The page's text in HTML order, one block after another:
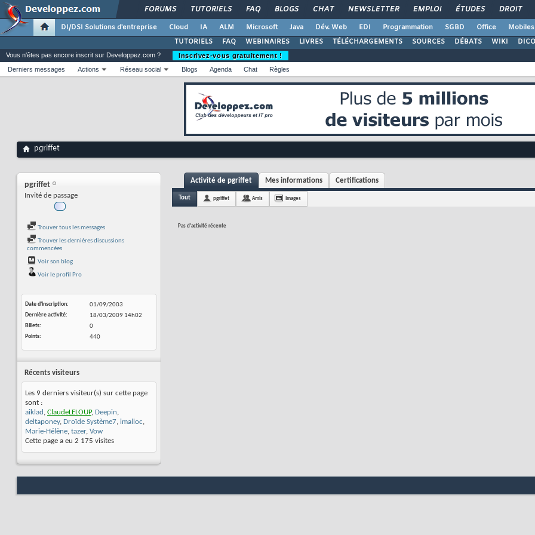
FORUMS TUTORIELS FAQ BLOGS CHAT NEWSLETTER EMPLOI ÉTUDES DROIT
DI/DSI Solutions d'entreprise Cloud IA ALM Microsoft Java Dév. Web EDI Programmation SGBD Office Mobiles
TUTORIELS
FAQ WEBINAIRES LIVRES TÉLÉCHARGEMENTS SOURCES DÉBATS WIKI DICO
Vous n'êtes pas encore inscrit sur Developpez.com ?
Inscrivez-vous gratuitement !
Derniers messages
Actions Réseau social Blogs Agenda Chat Règles
pgriffet
pgriffet
Invité de passage
Trouver tous les messages
Trouver les dernières discussions
commencées
Voir son blog
Voir le profil Pro
Date d'inscription
01/09/2003
Dernière activité
18/03/2009 14h02
Billets
0
Points
440
Récents visiteurs
Les 9 derniers visiteur(s) sur cette page
sont :
aiklad , ClaudeLELOUP, Deepin,
deltaponey, Droïde Système7, imalloc,
Marie-Hélène, tazer, Vow
Cette page a eu 2 175 visites
Activité de pgriffet Mes informations Certifications
Tout pgriffet Amis Images
Pas d'activité récente